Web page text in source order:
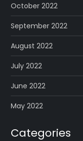
October 2022
September 2022
August 2022
July 2022
June 2022
May 2022
Categories